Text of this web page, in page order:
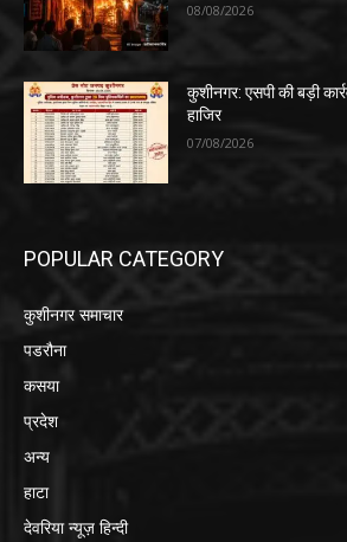
08/08/2026
कुशीनगर: एसपी की बड़ी
हाजिर
07/08/2026
POPULAR CATEGORY
कुशीनगर समाचार
पडरौना
कसया
प्रदेश
अन्य
हाटा
देवरिया न्यूज़ हिन्दी